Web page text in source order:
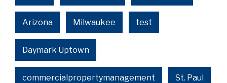
Arizona Milwaukee test
Daymark Uptown
commercialpropertymanagement St. Paul